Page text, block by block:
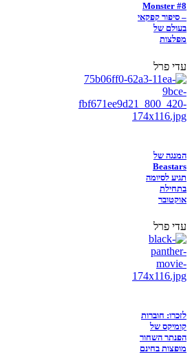
Monster #8
– סיפור קפקאי
בעולם של
מפלצות
עדי פרל
המנגה של
Beastars
תגיע לסיומה
בתחילת
אוקטובר
עדי פרל
לזכרו: חוברות
קומיקס של
הפנתר השחור
מופצות בחינם